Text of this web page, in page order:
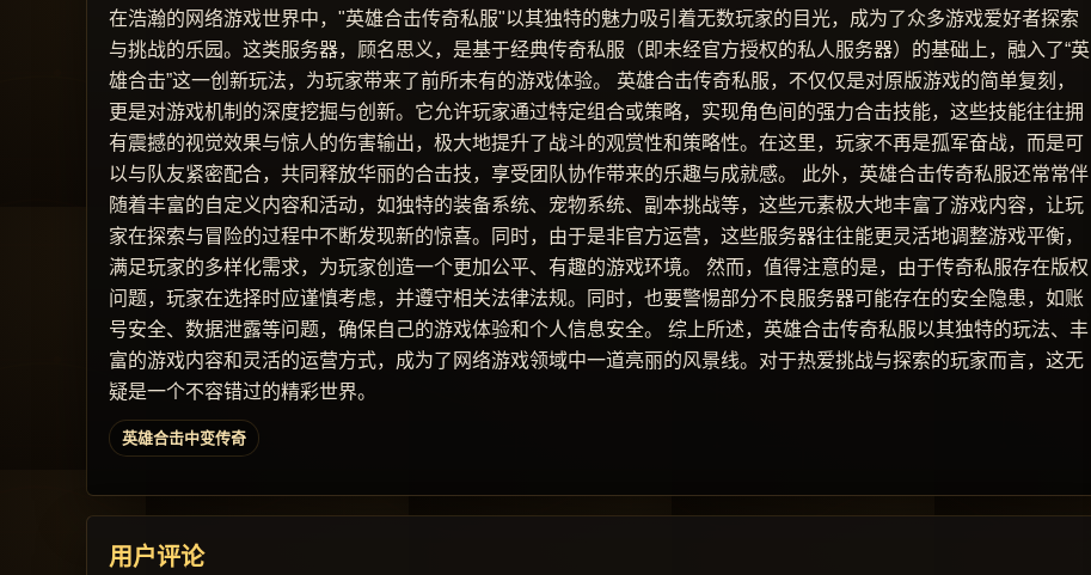
在浩瀚的网络游戏世界中，"英雄合击传奇私服"以其独特的魅力吸引着无数玩家的目光，成为了众多游戏爱好者探索
与挑战的乐园。这类服务器，顾名思义，是基于经典传奇私服（即未经官方授权的私人服务器）的基础上，融入了“英
雄合击”这一创新玩法，为玩家带来了前所未有的游戏体验。 英雄合击传奇私服，不仅仅是对原版游戏的简单复刻，
更是对游戏机制的深度挖掘与创新。它允许玩家通过特定组合或策略，实现角色间的强力合击技能，这些技能往往拥
有震撼的视觉效果与惊人的伤害输出，极大地提升了战斗的观赏性和策略性。在这里，玩家不再是孤军奋战，而是可
以与队友紧密配合，共同释放华丽的合击技，享受团队协作带来的乐趣与成就感。 此外，英雄合击传奇私服还常常伴
随着丰富的自定义内容和活动，如独特的装备系统、宠物系统、副本挑战等，这些元素极大地丰富了游戏内容，让玩
家在探索与冒险的过程中不断发现新的惊喜。同时，由于是非官方运营，这些服务器往往能更灵活地调整游戏平衡，
满足玩家的多样化需求，为玩家创造一个更加公平、有趣的游戏环境。 然而，值得注意的是，由于传奇私服存在版权
问题，玩家在选择时应谨慎考虑，并遵守相关法律法规。同时，也要警惕部分不良服务器可能存在的安全隐患，如账
号安全、数据泄露等问题，确保自己的游戏体验和个人信息安全。 综上所述，英雄合击传奇私服以其独特的玩法、丰
富的游戏内容和灵活的运营方式，成为了网络游戏领域中一道亮丽的风景线。对于热爱挑战与探索的玩家而言，这无
疑是一个不容错过的精彩世界。
英雄合击中变传奇
用户评论